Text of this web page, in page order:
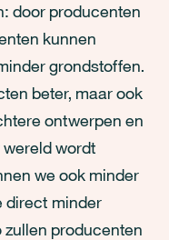
door producenten
kunnen
grondstoffen.
beter, maar ook
ontwerpen en
wordt
we ook minder
direct minder
producenten